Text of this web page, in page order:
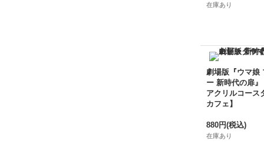
在庫あり
劇場版『ウマ娘
ー 新時代の扉』
アクリルコース
カフェ】
880円(税込)
在庫あり